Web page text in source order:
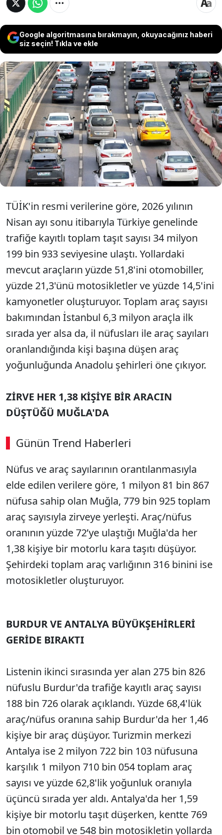
Google algoritmasına bırakmayın, okuyacağınız haberi
siz seçin! Tıkla ve ekle
Türkiye İstatistik Kurumu'nun (TÜİK) yayımladığı
Nisan 2026 Motorlu Kara Taşıtları raporu ile 2025
yılı nüfus verileri karşılaştırıldığında, kişi başına
düşen araç sayısında Türkiye zirvesinin
büyükşehirlerde olmadığı ortaya çıktı. Yapılan
oranlamaya göre nüfusuna kıyasla en yoğun araç
sahipliği oranına sahip il Muğla oldu.
TÜİK'in resmi verilerine göre, 2026 yılının
Nisan ayı sonu itibarıyla Türkiye genelinde
trafiğe kayıtlı toplam taşıt sayısı 34 milyon
199 bin 933 seviyesine ulaştı. Yollardaki
mevcut araçların yüzde 51,8'ini otomobiller,
yüzde 21,3'ünü motosikletler ve yüzde 14,5'ini
kamyonetler oluşturuyor. Toplam araç sayısı
bakımından İstanbul 6,3 milyon araçla ilk
sırada yer alsa da, il nüfusları ile araç sayıları
oranlandığında kişi başına düşen araç
yoğunluğunda Anadolu şehirleri öne çıkıyor.
ZİRVE HER 1,38 KİŞİYE BİR ARACIN
DÜŞTÜĞÜ MUĞLA'DA
Günün Trend Haberleri
Nüfus ve araç sayılarının orantılanmasıyla
elde edilen verilere göre, 1 milyon 81 bin 867
nüfusa sahip olan Muğla, 779 bin 925 toplam
araç sayısıyla zirveye yerleşti. Araç/nüfus
oranının yüzde 72’ye ulaştığı Muğla'da her
1,38 kişiye bir motorlu kara taşıtı düşüyor.
Şehirdeki toplam araç varlığının 316 binini ise
motosikletler oluşturuyor.
BURDUR VE ANTALYA BÜYÜKŞEHİRLERİ
GERİDE BIRAKTI
Listenin ikinci sırasında yer alan 275 bin 826
nüfuslu Burdur'da trafiğe kayıtlı araç sayısı
188 bin 726 olarak açıklandı. Yüzde 68,4'lük
araç/nüfus oranına sahip Burdur'da her 1,46
kişiye bir araç düşüyor. Turizmin merkezi
Antalya ise 2 milyon 722 bin 103 nüfusuna
karşılık 1 milyon 710 bin 054 toplam araç
sayısı ve yüzde 62,8'lik yoğunluk oranıyla
üçüncü sırada yer aldı. Antalya'da her 1,59
kişiye bir motorlu taşıt düşerken, kentte 769
bin otomobil ve 548 bin motosikletin yollarda